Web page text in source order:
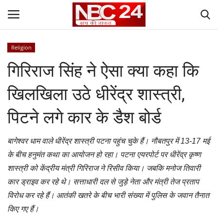
Contact
Gallery
National
World
State
Politics
Religion
गिरिराज सिंह ने ऐसा क्या कहा कि
खिलखिला उठे धीरेंद्र शास्त्री,
पिटने लगे कार के डैश बोर्ड
बागेश्वर धाम वाले धीरेंद्र शास्त्री पटना पहुंच चुके हैं। नौबतपुर में 13-17 मई
के बीच हनुमंत कथा का आयोजन हो रहा। पटना एयरपोर्ट पर धीरेंद्र कृष्ण
शास्त्री को केंद्रीय मंत्री गिरिराज ने रिसीव किया। जबकि मनोज तिवारी
कार ड्राइव कर रहे थे। सत्ताधारी दल से जुड़े नेता और मंत्री तेज प्रताप
विरोध कर रहे हैं। आतंकी खतरे के बीच भारी संख्या में पुलिस के जवान तैनात
किए गए हैं।